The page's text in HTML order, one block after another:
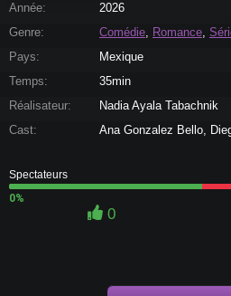
Année:
2026
Genre:
Comédie, Romance,
Pays:
Mexique
Temps:
35min
Réalisateur:
Nadia Ayala Tabachnik
Cast:
Ana Gonzalez Bello,
Spectateurs
0%
0